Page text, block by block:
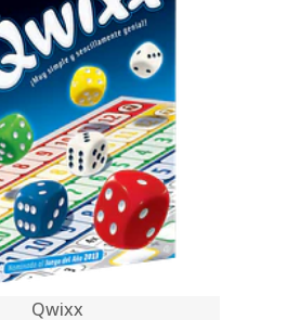
Qwixx